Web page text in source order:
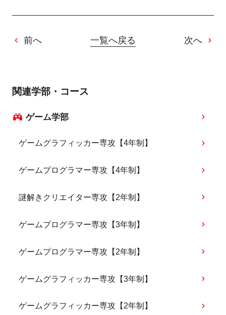
前へ 一覧へ戻る 次へ
関連学部・コース
ゲーム学部
ゲームグラフィッカー専攻【4年制】
ゲームプログラマー専攻【4年制】
謎解きクリエイター専攻【2年制】
ゲームプログラマー専攻【3年制】
ゲームプログラマー専攻【2年制】
ゲームグラフィッカー専攻【3年制】
ゲームグラフィッカー専攻【2年制】